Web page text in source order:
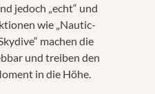
jedoch „echt“ und
wie „Nautic-
machen die
und treiben den
in die Höhe.